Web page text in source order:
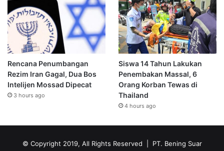
Rencana Penumbangan
Rezim Iran Gagal, Dua Bos
Intelijen Mossad Dipecat
3 hours ago
Siswa 14 Tahun Lakukan
Penembakan Massal, 6
Orang Korban Tewas di
Thailand
4 hours ago
© Copyright 2019, All Rights Reserved | PT. Bening Suar